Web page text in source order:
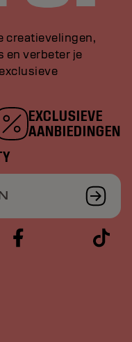
creatievelingen,
en verbeter je
EXCLUSIEVE
AANBIEDINGEN